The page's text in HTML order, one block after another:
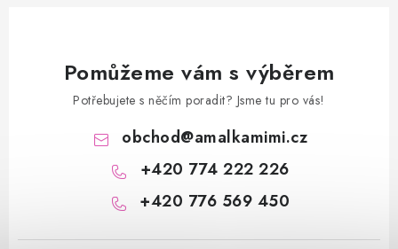
Pomůžeme vám s výběrem
Potřebujete s něčím poradit? Jsme tu pro vás!
obchod@amalkamimi.cz
+420 774 222 226
+420 776 569 450